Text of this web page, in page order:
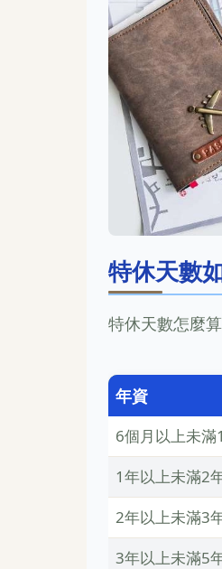
特休天數
特休天數怎麼
年資
6個月以上未滿
1年以上未滿2
2年以上未滿3
3年以上未滿5